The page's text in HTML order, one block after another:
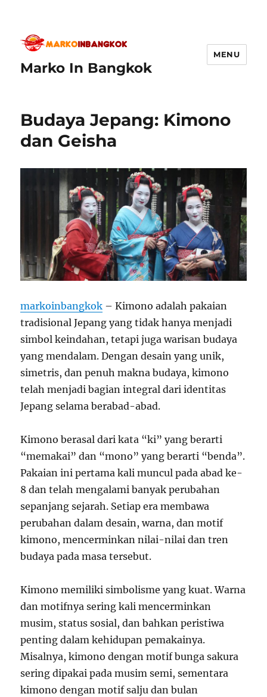
Marko In Bangkok
MENU
Budaya Jepang: Kimono
dan Geisha
markoinbangkok – Kimono adalah pakaian
tradisional Jepang yang tidak hanya menjadi
simbol keindahan, tetapi juga warisan budaya
yang mendalam. Dengan desain yang unik,
simetris, dan penuh makna budaya, kimono
telah menjadi bagian integral dari identitas
Jepang selama berabad-abad.
Kimono berasal dari kata “ki” yang berarti
“memakai” dan “mono” yang berarti “benda”.
Pakaian ini pertama kali muncul pada abad ke-
8 dan telah mengalami banyak perubahan
sepanjang sejarah. Setiap era membawa
perubahan dalam desain, warna, dan motif
kimono, mencerminkan nilai-nilai dan tren
budaya pada masa tersebut.
Kimono memiliki simbolisme yang kuat. Warna
dan motifnya sering kali mencerminkan
musim, status sosial, dan bahkan peristiwa
penting dalam kehidupan pemakainya.
Misalnya, kimono dengan motif bunga sakura
sering dipakai pada musim semi, sementara
kimono dengan motif salju dan bulan